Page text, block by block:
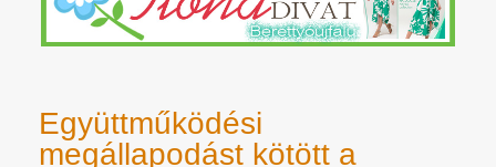
Együttműködési
megállapodást kötött a